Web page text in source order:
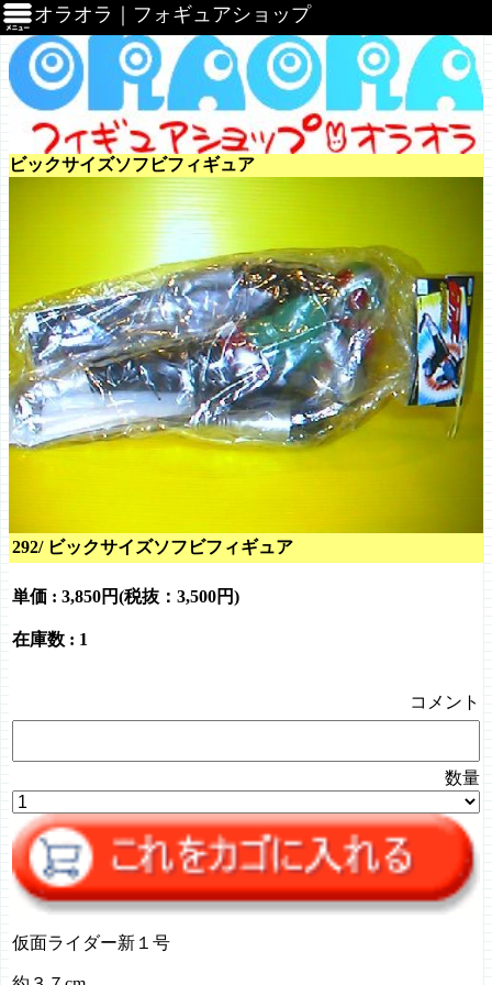
オラオラ｜フォギュアショップ
ビックサイズソフビフィギュア
292/ ビックサイズソフビフィギュア
単価 : 3,850円(税抜：3,500円)
在庫数 : 1
コメント
数量
仮面ライダー新１号